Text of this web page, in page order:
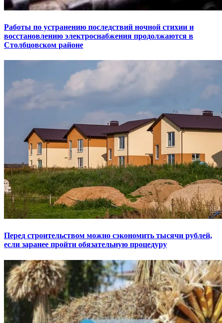
Работы по устранению последствий ночной стихии и
восстановлению электроснабжения продолжаются в
Столбцовском районе
Перед строительством можно сэкономить тысячи рублей,
если заранее пройти обязательную процедуру